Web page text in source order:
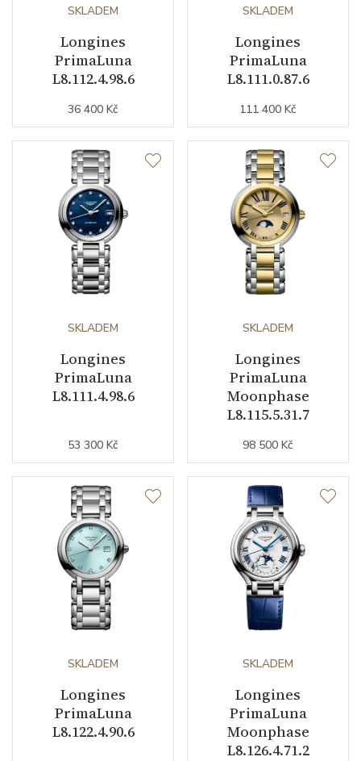
Kyvy strojku
Datumovka
Sekundová ručka
Barva číselníku
Indexy číselníku
Materiál řemínku nerezová ocel
Doplňující údaje
Váha (g)
Záruční doba
nepodnikatelé (měsíců)
Modelová řada
SKLADEM
Longines
PrimaLuna
L8.112.4.98.6
36 400 Kč
SKLADEM
Longines
PrimaLuna
L8.111.0.87.6
111 400 Kč
SKLADEM
Longines
PrimaLuna
L8.111.4.98.6
53 300 Kč
SKLADEM
Longines
PrimaLuna
Moonphase
L8.115.5.31.7
98 500 Kč
SKLADEM
Longines
PrimaLuna
L8.122.4.90.6
SKLADEM
Longines
PrimaLuna
Moonphase
L8.126.4.71.2